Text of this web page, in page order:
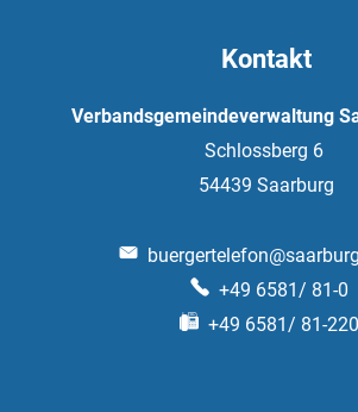
Kontakt
Verbandsgemeindeverwaltung
Schlossberg 6
54439 Saarburg
+49 6581/ 81-0
+49 6581/ 81-220